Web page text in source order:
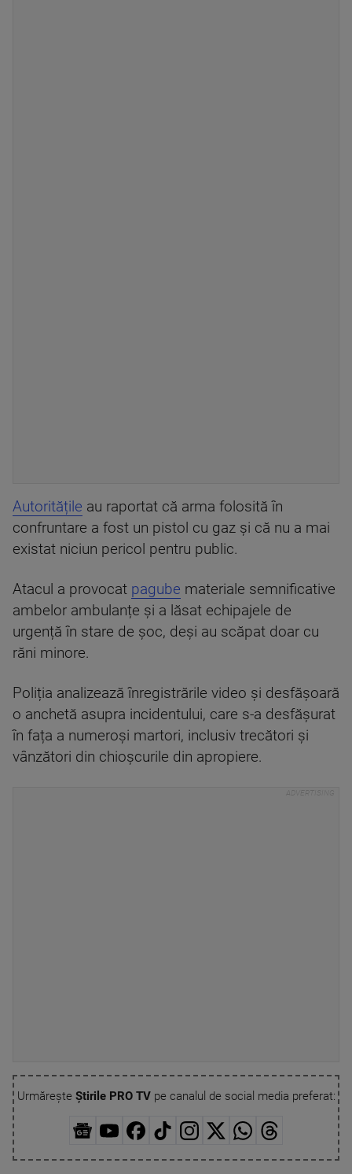
Autoritățile au raportat că arma folosită în
confruntare a fost un pistol cu ​​gaz și că nu a mai
existat niciun pericol pentru public.
Atacul a provocat pagube materiale semnificative
ambelor ambulanțe și a lăsat echipajele de
urgență în stare de șoc, deși au scăpat doar cu
răni minore.
Poliția analizează înregistrările video și desfășoară
o anchetă asupra incidentului, care s-a desfășurat
în fața a numeroși martori, inclusiv trecători și
vânzători din chioșcurile din apropiere.
Urmărește Știrile PRO TVpe canalul de social media preferat: